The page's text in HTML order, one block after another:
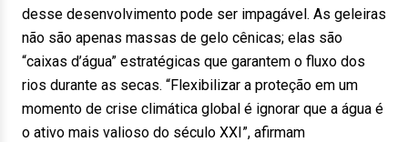
desse desenvolvimento pode ser impagável. As geleiras
não são apenas massas de gelo cênicas; elas são
“caixas d’água” estratégicas que garantem o fluxo dos
rios durante as secas. “Flexibilizar a proteção em um
momento de crise climática global é ignorar que a água é
o ativo mais valioso do século XXI”, afirmam